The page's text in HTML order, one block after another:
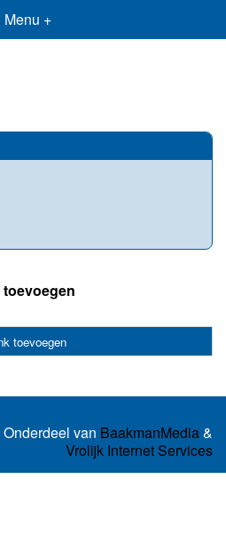
Menu +
toevoegen
van BaakmanMedia&
Vrolijk Internet Services